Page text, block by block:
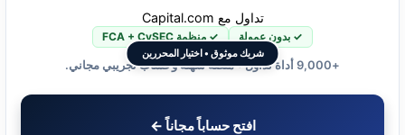
شريك موثوق • اختيار المحررين
تداول مع Capital.com
✓ بدون عمولة ✓ منظمة FCA + CySEC
+9,000 أداة تداول • منصة سهلة وحساب تجريبي مجاني.
افتح حساباً مجاناً ←